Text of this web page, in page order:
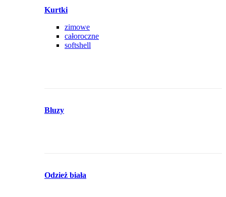
Kurtki
zimowe
całoroczne
softshell
Bluzy
Odzież biała